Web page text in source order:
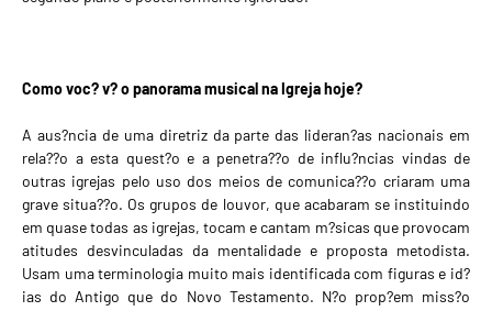
Como voc? v? o panorama musical na Igreja hoje?
A aus?ncia de uma diretriz da parte das lideran?as nacionais em
rela??o a esta quest?o e a penetra??o de influ?ncias vindas de
outras igrejas pelo uso dos meios de comunica??o criaram uma
grave situa??o. Os grupos de louvor, que acabaram se instituindo
em quase todas as igrejas, tocam e cantam m?sicas que provocam
atitudes desvinculadas da mentalidade e proposta metodista.
Usam uma terminologia muito mais identificada com figuras e id?
ias do Antigo que do Novo Testamento. N?o prop?em miss?o